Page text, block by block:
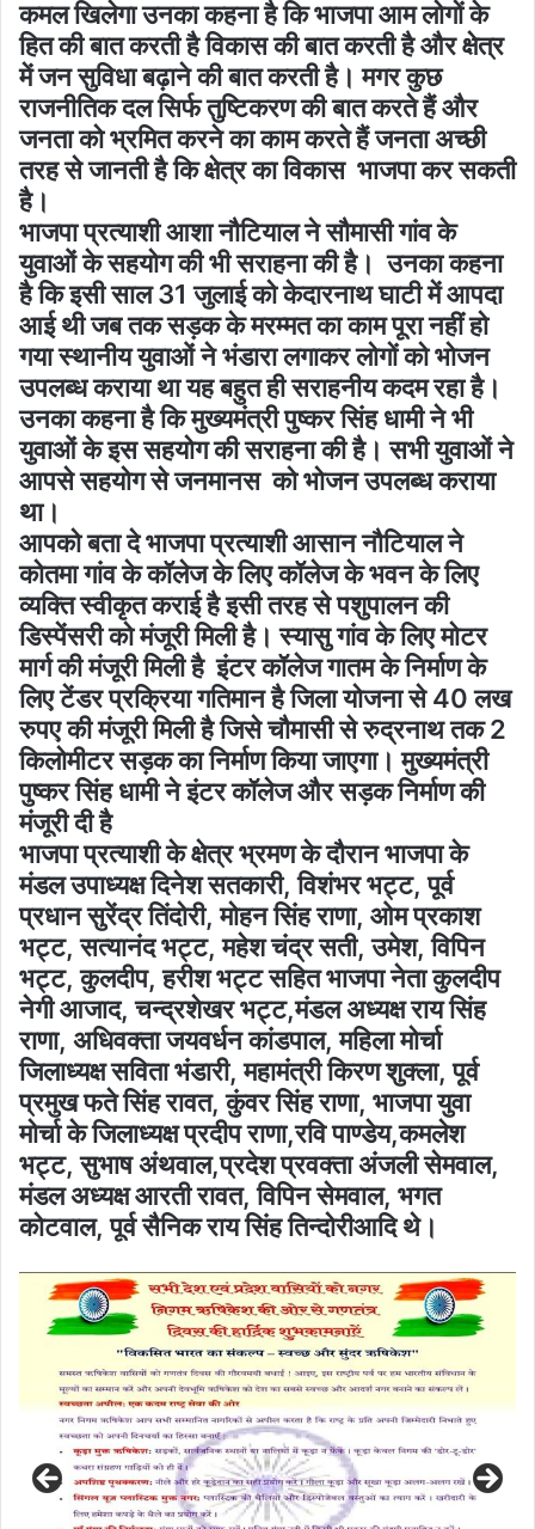
कमल खिलेगा उनका कहना है कि भाजपा आम लोगों के
हित की बात करती है विकास की बात करती है और क्षेत्र
में जन सुविधा बढ़ाने की बात करती है। मगर कुछ
राजनीतिक दल सिर्फ तुष्टिकरण की बात करते हैं और
जनता को भ्रमित करने का काम करते हैं जनता अच्छी
तरह से जानती है कि क्षेत्र का विकास भाजपा कर सकती
है।
भाजपा प्रत्याशी आशा नौटियाल ने सौमासी गांव के
युवाओं के सहयोग की भी सराहना की है। उनका कहना
है कि इसी साल 31 जुलाई को केदारनाथ घाटी में आपदा
आई थी जब तक सड़क के मरम्मत का काम पूरा नहीं हो
गया स्थानीय युवाओं ने भंडारा लगाकर लोगों को भोजन
उपलब्ध कराया था यह बहुत ही सराहनीय कदम रहा है।
उनका कहना है कि मुख्यमंत्री पुष्कर सिंह धामी ने भी
युवाओं के इस सहयोग की सराहना की है। सभी युवाओं ने
आपसे सहयोग से जनमानस को भोजन उपलब्ध कराया
था।
आपको बता दे भाजपा प्रत्याशी आसान नौटियाल ने
कोतमा गांव के कॉलेज के लिए कॉलेज के भवन के लिए
व्यक्ति स्वीकृत कराई है इसी तरह से पशुपालन की
डिस्पेंसरी को मंजूरी मिली है। स्यासु गांव के लिए मोटर
मार्ग की मंजूरी मिली है इंटर कॉलेज गातम के निर्माण के
लिए टेंडर प्रक्रिया गतिमान है जिला योजना से 40 लख
रुपए की मंजूरी मिली है जिसे चौमासी से रुद्रनाथ तक 2
किलोमीटर सड़क का निर्माण किया जाएगा। मुख्यमंत्री
पुष्कर सिंह धामी ने इंटर कॉलेज और सड़क निर्माण की
मंजूरी दी है
भाजपा प्रत्याशी के क्षेत्र भ्रमण के दौरान भाजपा के
मंडल उपाध्यक्ष दिनेश सतकारी, विशंभर भट्ट, पूर्व
प्रधान सुरेंद्र तिंदोरी, मोहन सिंह राणा, ओम प्रकाश
भट्ट, सत्यानंद भट्ट, महेश चंद्र सती, उमेश, विपिन
भट्ट, कुलदीप, हरीश भट्ट सहित भाजपा नेता कुलदीप
नेगी आजाद, चन्द्रशेखर भट्ट,मंडल अध्यक्ष राय सिंह
राणा, अधिवक्ता जयवर्धन कांडपाल, महिला मोर्चा
जिलाध्यक्ष सविता भंडारी, महामंत्री किरण शुक्ला, पूर्व
प्रमुख फते सिंह रावत, कुंवर सिंह राणा, भाजपा युवा
मोर्चा के जिलाध्यक्ष प्रदीप राणा,रवि पाण्डेय,कमलेश
भट्ट, सुभाष अंथवाल,प्रदेश प्रवक्ता अंजली सेमवाल,
मंडल अध्यक्ष आरती रावत, विपिन सेमवाल, भगत
कोटवाल, पूर्व सैनिक राय सिंह तिन्दोरीआदि थे।